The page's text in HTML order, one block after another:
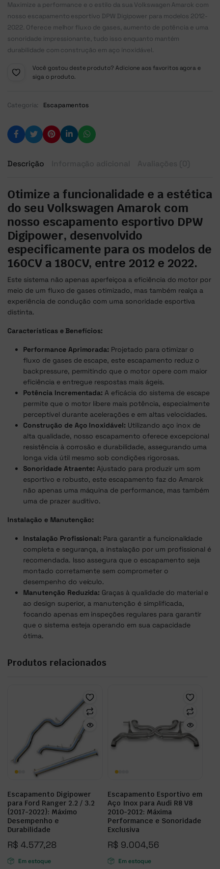
Maximize a performance e o estilo da sua Volkswagen Amarok com
nosso escapamento esportivo DPW Digipower para modelos 2012-
2022. Oferece melhor fluxo de gases, aumento de potência e uma
sonoridade impressionante, tudo isso enquanto mantém
durabilidade com construção em aço inoxidável.
Você gostou deste produto? Adicione aos favoritos agora e
siga o produto.
Categoria: Escapamentos
Descrição
Otimize a funcionalidade e a estética
do seu Volkswagen Amarok com
nosso escapamento esportivo DPW
Digipower, desenvolvido
especificamente para os modelos de
160CV a 180CV, entre 2012 e 2022.
Este sistema não apenas aperfeiçoa a eficiência do motor por
meio de um fluxo de gases otimizado, mas também realça a
experiência de condução com uma sonoridade esportiva
distinta.
Características e Benefícios:
Performance Aprimorada: Projetado para otimizar o
fluxo de gases de escape, este escapamento reduz o
backpressure, permitindo que o motor opere com maior
eficiência e entregue respostas mais ágeis.
Potência Incrementada: A eficácia do sistema de escape
permite que o motor libere mais potência, especialmente
perceptível durante acelerações e em altas velocidades.
Construção de Aço Inoxidável: Utilizando aço inox de
alta qualidade, nosso escapamento oferece excepcional
resistência à corrosão e durabilidade, assegurando uma
longa vida útil mesmo sob condições rigorosas.
Sonoridade Atraente: Ajustado para produzir um som
esportivo e robusto, este escapamento faz do Amarok
não apenas uma máquina de performance, mas também
uma de prazer auditivo.
Instalação e Manutenção:
Instalação Profissional: Para garantir a funcionalidade
completa e segurança, a instalação por um profissional é
recomendada. Isso assegura que o escapamento seja
montado corretamente sem comprometer o
desempenho do veículo.
Manutenção Reduzida: Graças à qualidade do material e
ao design superior, a manutenção é simplificada,
focando apenas em inspeções regulares para garantir
que o sistema esteja operando em sua capacidade
ótima.
Produtos relacionados
Escapamento Digipower
para Ford Ranger 2.2 / 3.2
(2017-2022): Máximo
Desempenho e
Durabilidade
R$ 4.577,28
Em estoque
Escapamento Esportivo em
Aço Inox para Audi R8 V8
2010-2012: Máxima
Performance e Sonoridade
Exclusiva
R$ 9.004,56
Em estoque